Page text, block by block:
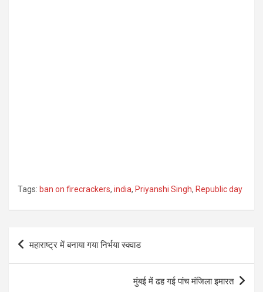
Tags: ban on firecrackers, india, Priyanshi Singh, Republic day
Post
navigation
महाराष्ट्र में बनाया गया निर्भया स्क्वाड
मुंबई में ढह गई पांच मंजिला इमारत